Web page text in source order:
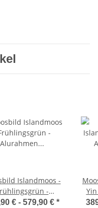
Islandmoos -
-
Rund
€ - 579,90 € *